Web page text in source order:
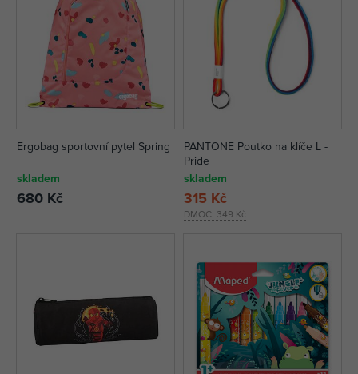
Ergobag sportovní pytel Spring
skladem
680 Kč
PANTONE Poutko na klíče L -
Pride
skladem
DMOC: 349 Kč
315 Kč